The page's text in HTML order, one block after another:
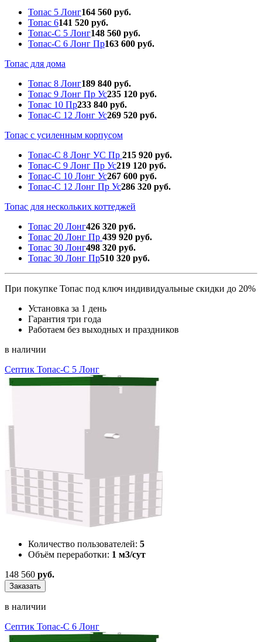
Топас 5 Лонг164 560 руб.
Топас 6141 520 руб.
Топас-С 5 Лонг148 560 руб.
Топас-С 6 Лонг Пр163 600 руб.
Топас для дома
Топас 8 Лонг189 840 руб.
Топас 9 Лонг Пр Ус235 120 руб.
Топас 10 Пр233 840 руб.
Топас-С 12 Лонг Ус269 520 руб.
Топас с усиленным корпусом
Топас-С 8 Лонг УС Пр 215 920 руб.
Топас-С 9 Лонг Пр Ус219 120 руб.
Топас-С 10 Лонг Ус267 600 руб.
Топас-С 12 Лонг Пр Ус286 320 руб.
Топас для нескольких коттеджей
Топас 20 Лонг426 320 руб.
Топас 20 Лонг Пр 439 920 руб.
Топас 30 Лонг498 320 руб.
Топас 30 Лонг Пр510 320 руб.
При покупке Топас под ключ индивидуальные скидки до 20%
Установка за 1 день
Гарантия три года
Работаем без выходных и праздников
в наличии
Септик Топас-С 5 Лонг
Количество пользователей: 5
Объём переработки: 1 м3/сут
148 560 руб.
Заказать
в наличии
Септик Топас-С 6 Лонг